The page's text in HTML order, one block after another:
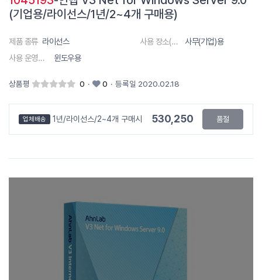
(기업용/라이선스/1년/2~4개 구매용)
제품 종류 라이선스 사용 장소(대상)
사무(기업)용
사용 운영체제
윈도우용
상품평 0 · 0 · 등록일 2020.02.18
업체배송 1년/라이선스/2~4개 구매시 530,250 품절